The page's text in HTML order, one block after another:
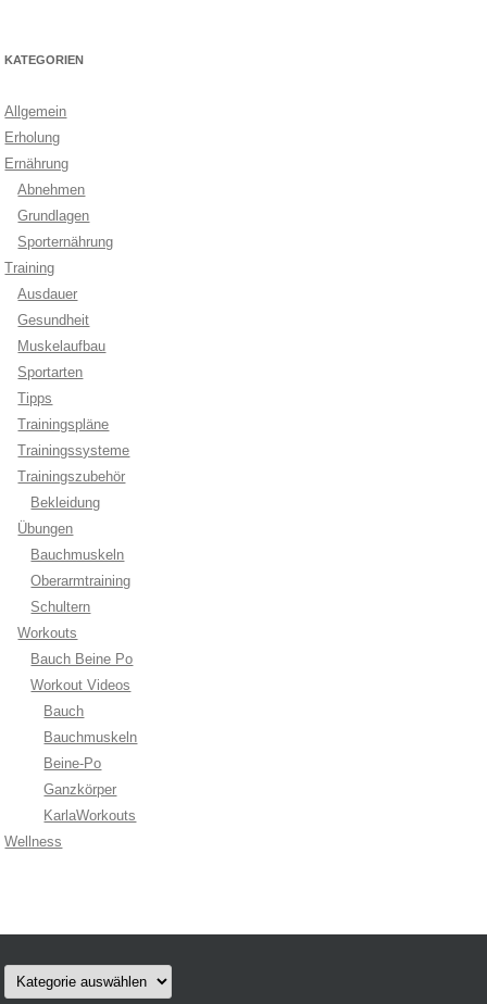
KATEGORIEN
Allgemein
Erholung
Ernährung
Abnehmen
Grundlagen
Sporternährung
Training
Ausdauer
Gesundheit
Muskelaufbau
Sportarten
Tipps
Trainingspläne
Trainingssysteme
Trainingszubehör
Bekleidung
Übungen
Bauchmuskeln
Oberarmtraining
Schultern
Workouts
Bauch Beine Po
Workout Videos
Bauch
Bauchmuskeln
Beine-Po
Ganzkörper
KarlaWorkouts
Wellness
Kategorien